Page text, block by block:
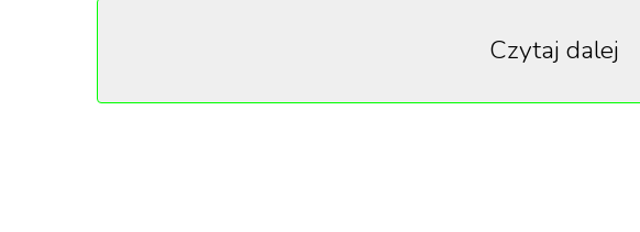
odkładając płótna na kilka dni, czekając na sprzyjającą atmosferę.
Czytaj dalej